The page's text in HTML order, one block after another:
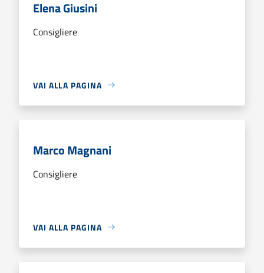
Elena Giusini
Consigliere
VAI ALLA PAGINA
Marco Magnani
Consigliere
VAI ALLA PAGINA